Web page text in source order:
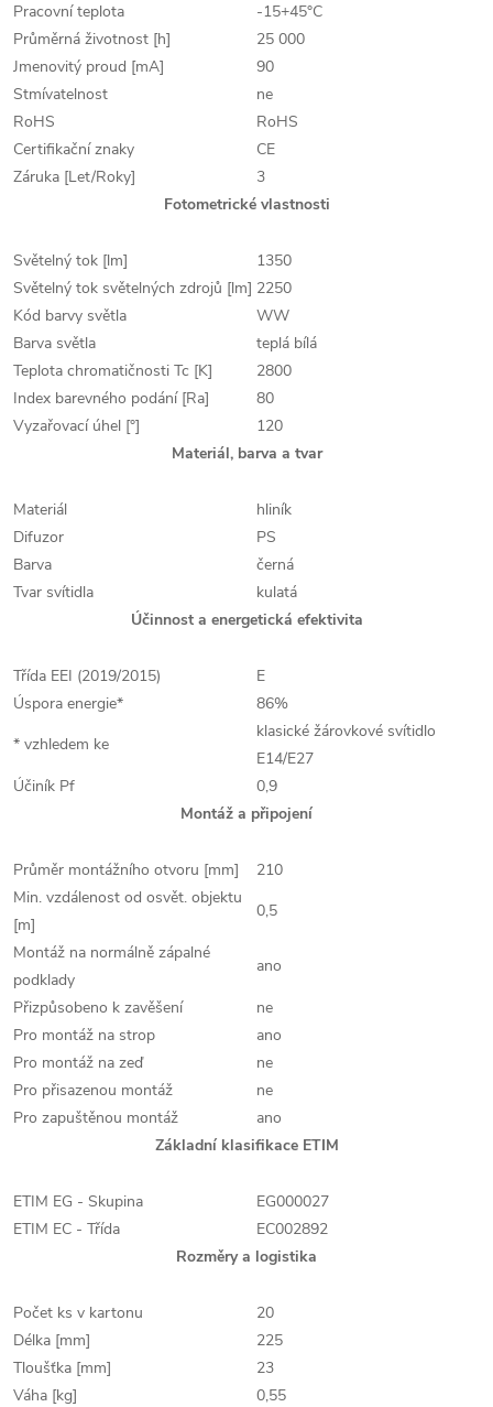
Pracovní teplota
-15+45°C
Průměrná životnost [h]
25 000
Jmenovitý proud [mA]
90
Stmívatelnost
ne
RoHS
RoHS
Certifikační znaky
CE
Záruka [Let/Roky]
3
Fotometrické vlastnosti
Světelný tok [lm]
1350
Světelný tok světelných zdrojů [lm] 2250
Kód barvy světla
WW
Barva světla
teplá bílá
Teplota chromatičnosti Tc [K]
2800
Index barevného podání [Ra]
80
Vyzařovací úhel [°]
120
Materiál, barva a tvar
Materiál
hliník
Difuzor
PS
Barva
černá
Tvar svítidla
kulatá
Účinnost a energetická efektivita
Třída EEI (2019/2015)
E
Úspora energie*
86%
* vzhledem ke
klasické žárovkové svítidlo
E14/E27
Účiník Pf
0,9
Montáž a připojení
Průměr montážního otvoru [mm]
210
Min. vzdálenost od osvět. objektu
[m]
0,5
Montáž na normálně zápalné
podklady
ano
Přizpůsobeno k zavěšení
ne
Pro montáž na strop
ano
Pro montáž na zeď
ne
Pro přisazenou montáž
ne
Pro zapuštěnou montáž
ano
Základní klasifikace ETIM
ETIM EG - Skupina
EG000027
ETIM EC - Třída
EC002892
Rozměry a logistika
Počet ks v kartonu
20
Délka [mm]
225
Tloušťka [mm]
23
Váha [kg]
0,55